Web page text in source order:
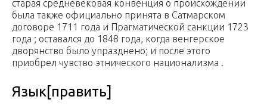
старая средневековая конвенция о происхождении
была также официально принята в Сатмарском
договоре 1711 года и Прагматической санкции 1723
года ; оставался до 1848 года, когда венгерское
дворянство было упразднено; и после этого
приобрел чувство этнического национализма .
Язык[править]